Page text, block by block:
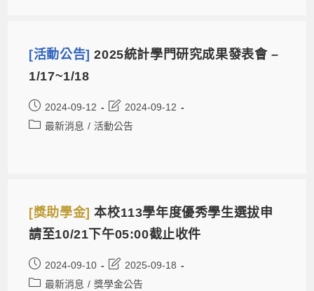
[活動公告]2025統計學門研究成果發表會 –
1/17~1/18
2024-09-12
2024-09-12
最新消息 / 活動公告
[獎助學金]本校113學年度優秀學生選拔申
請至10/21下午05:00截止收件
2024-09-10
2025-09-18
最新消息 / 獎學金公告